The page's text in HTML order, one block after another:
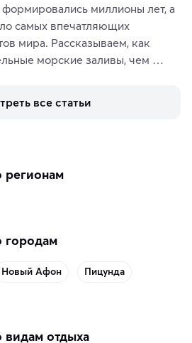
миллионы лет, а
самых впечатляющих
мира. Рассказываем, как
морские заливы, чем
Норвегии.
все статьи
регионам
городам
Новый Афон Пицунда
отдыха